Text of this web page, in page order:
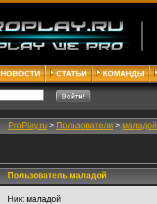
НОВОСТИ СТАТЬИ КОМАНДЫ
ProPlay.ru > Пользователи > маладой
Пользователь маладой
Ник: маладой